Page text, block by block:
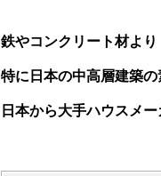
鉄やコンクリート材よ
特に日本の中高層建築
日本から大手ハウスメ